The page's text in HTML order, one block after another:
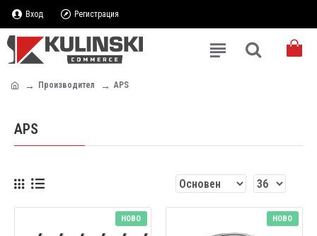
Вход Регистрация
Производител APS
APS
НОВО НОВО